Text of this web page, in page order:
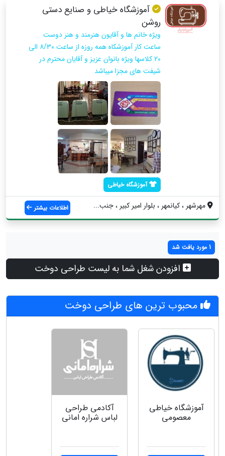
آموزشگاه خیاطی و صنایع دستی
روشن
ویژه خانم ها و آقایون هنرمند و هنر دوست
ساعت کار آموزشکاه همه روزه از ساعت ۸/۳۰ الی
۲۰ کلاسها ویژه بانوان عزیز و آقایان محترم در
شیفت های مجزا میباشد
آموزشگاه خیاطی
مهرشهر ، کیانمهر ، بلوار امیر کبیر ، جنب... اطلاعات بیشتر
1 مورد یافت شد
افزودن شغل شما به لیست طراحی دوخت
محبوب ترین های طراحی دوخت
آموزشگاه خیاطی
معصومی
آکادمی طراحی
لباس شراره امانی